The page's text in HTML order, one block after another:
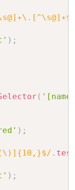
) ;
(
) ;
.
) ;